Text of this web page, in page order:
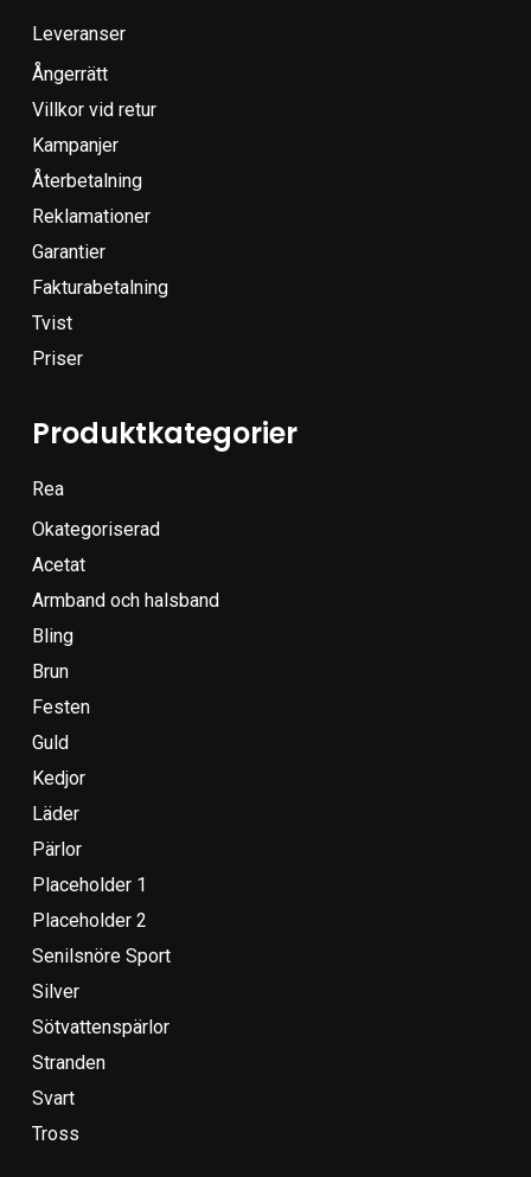
Leveranser
Ångerrätt
Villkor vid retur
Kampanjer
Återbetalning
Reklamationer
Garantier
Fakturabetalning
Tvist
Priser
Produktkategorier
Rea
Okategoriserad
Acetat
Armband och halsband
Bling
Brun
Festen
Guld
Kedjor
Läder
Pärlor
Placeholder 1
Placeholder 2
Senilsnöre Sport
Silver
Sötvattenspärlor
Stranden
Svart
Tross